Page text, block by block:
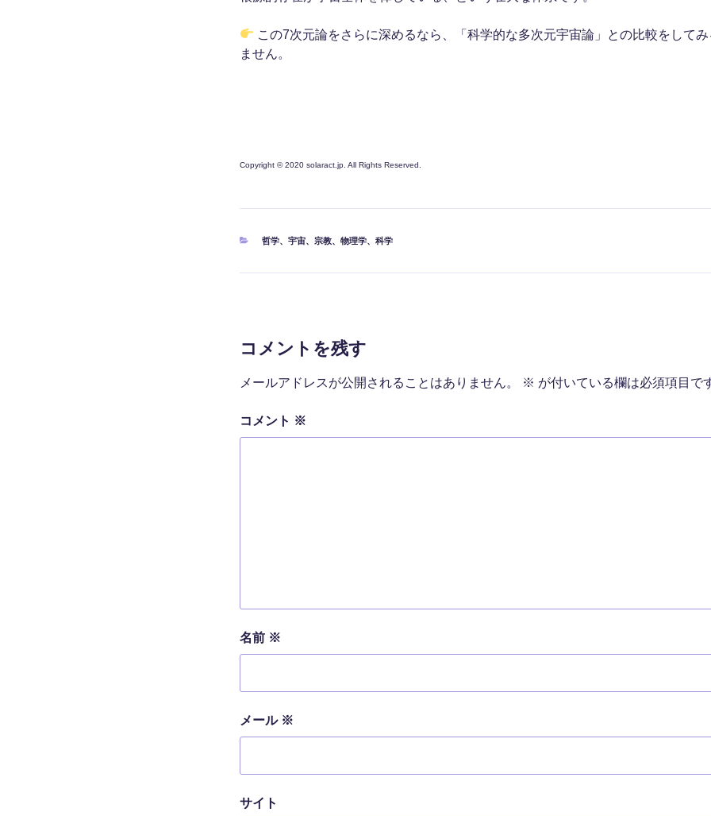
この7次元論をさらに深めるなら、「科学的な多次元宇宙論」との比較をして
ません。
Copyright © 2020 solaract.jp. All Rights Reserved.
カ
哲学、 宇宙、 宗教、 物理学、 科学
コメントを残す
メールアドレスが公開されることはありません。 ※ が付いている欄は必須項目で
コメント ※
名前 ※
メール ※
サイト